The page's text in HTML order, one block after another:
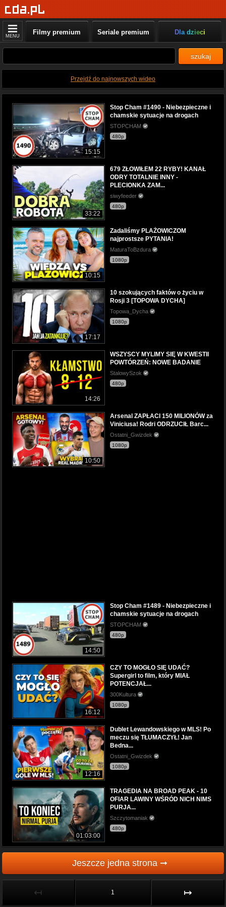
MENU Filmy premium Seriale premium Dla dzieci
szukaj
Przejdź do najnowszych wideo
15:15
Stop Cham #1490 - Niebezpieczne i
chamskie sytuacje na drogach
STOPCHAM
480p
33:22
679 ZŁOWIŁEM 22 RYBY! KANAŁ
ODRY TOTALNIE INNY -
PLECIONKA ZAM...
siwyfeeder
480p
10:15
Zadaliśmy PLAŻOWICZOM
najprostsze PYTANIA!
MaturaToBzdura
1080p
17:17
10 szokujących faktów o życiu w
Rosji 3 [TOPOWA DYCHA]
Topowa_Dycha
1080p
14:26
WSZYSCY MYLIMY SIĘ W KWESTII
POWTÓRZEŃ: NOWE BADANIE
StalowySzok
480p
10:50
Arsenal ZAPŁACI 150 MILIONÓW za
Viniciusa! Rodri ODRZUCIŁ Barc...
Ostatni_Gwizdek
1080p
14:50
Stop Cham #1489 - Niebezpieczne i
chamskie sytuacje na drogach
STOPCHAM
480p
16:12
CZY TO MOGŁO SIĘ UDAĆ?
Supergirl to film, który MIAŁ
POTENCJAŁ...
300Kultura
1080p
12:16
Dublet Lewandowskiego w MLS! Po
meczu się TŁUMACZYŁ! Jan
Bedna...
Ostatni_Gwizdek
1080p
01:03:00
TRAGEDIA NA BROAD PEAK - 10
OFIAR LAWINY WŚRÓD NICH NIMS
PURJA...
Szczytomaniak
480p
Jeszcze jedna strona ➞
↤ 1 ↦